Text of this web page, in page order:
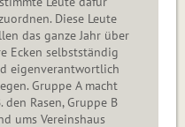
Diese Leute
das ganze Jahr über
Ecken selbstständig
eigenverantwortlich
Gruppe A macht
den Rasen, Gruppe B
ums Vereinshaus